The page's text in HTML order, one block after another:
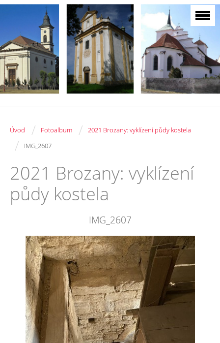
Úvod / Fotoalbum / 2021 Brozany: vyklízení půdy kostela
/ IMG_2607
2021 Brozany: vyklízení
půdy kostela
IMG_2607